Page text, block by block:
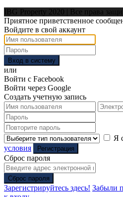
IBG Property 2020 | Все права
Приятное приветственное
Войдите в свой аккаунт
Вход в систему
или
Войти с Facebook
Войти через Google
Создать учетную запись
Я
условия
Регистрация
Сброс пароля
Сброс пароля
Зарегистрируйтесь здесь! Забыли